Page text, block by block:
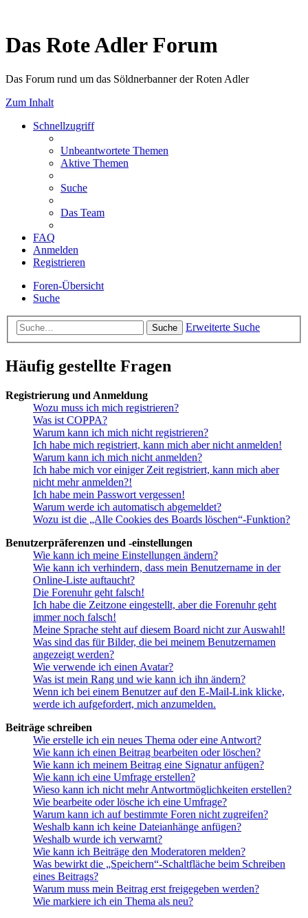
Das Rote Adler Forum
Das Forum rund um das Söldnerbanner der Roten Adler
Zum Inhalt
Schnellzugriff
Unbeantwortete Themen
Aktive Themen
Suche
Das Team
FAQ
Anmelden
Registrieren
Foren-Übersicht
Suche
Suche Erweiterte Suche
Häufig gestellte Fragen
Registrierung und Anmeldung
Wozu muss ich mich registrieren?
Was ist COPPA?
Warum kann ich mich nicht registrieren?
Ich habe mich registriert, kann mich aber nicht anmelden!
Warum kann ich mich nicht anmelden?
Ich habe mich vor einiger Zeit registriert, kann mich aber
nicht mehr anmelden?!
Ich habe mein Passwort vergessen!
Warum werde ich automatisch abgemeldet?
Wozu ist die „Alle Cookies des Boards löschen“-Funktion?
Benutzerpräferenzen und -einstellungen
Wie kann ich meine Einstellungen ändern?
Wie kann ich verhindern, dass mein Benutzername in der
Online-Liste auftaucht?
Die Forenuhr geht falsch!
Ich habe die Zeitzone eingestellt, aber die Forenuhr geht
immer noch falsch!
Meine Sprache steht auf diesem Board nicht zur Auswahl!
Was sind das für Bilder, die bei meinem Benutzernamen
angezeigt werden?
Wie verwende ich einen Avatar?
Was ist mein Rang und wie kann ich ihn ändern?
Wenn ich bei einem Benutzer auf den E-Mail-Link klicke,
werde ich aufgefordert, mich anzumelden.
Beiträge schreiben
Wie erstelle ich ein neues Thema oder eine Antwort?
Wie kann ich einen Beitrag bearbeiten oder löschen?
Wie kann ich meinem Beitrag eine Signatur anfügen?
Wie kann ich eine Umfrage erstellen?
Wieso kann ich nicht mehr Antwortmöglichkeiten erstellen?
Wie bearbeite oder lösche ich eine Umfrage?
Warum kann ich auf bestimmte Foren nicht zugreifen?
Weshalb kann ich keine Dateianhänge anfügen?
Weshalb wurde ich verwarnt?
Wie kann ich Beiträge den Moderatoren melden?
Was bewirkt die „Speichern“-Schaltfläche beim Schreiben
eines Beitrags?
Warum muss mein Beitrag erst freigegeben werden?
Wie markiere ich ein Thema als neu?